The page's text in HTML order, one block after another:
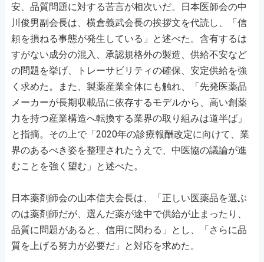
安、品質問題に対する苦言が相次いだ。日本医師会の中
川俊男副会長は、横倉義武会長の挨拶文を代読し、「信
頼を損ねる事態が発生している」と述べた。含有するは
すがない成分の混入、承認規格外の製造、供給不安など
の問題を挙げ、トレーサビリティの確保、安定供給を強
く求めた。また、製薬産業全体にも触れ、「先発医薬品
メーカーが長期収載品に依存するモデルから、高い創薬
力を持つ産業構造へ転換する業界の取り組みは道半ば」
と指摘。その上で「2020年の診療報酬改定に向けて、業
界のあるべき姿を整理されたうえで、中医協の議論が進
むことを強く望む」と述べた。
日本薬剤師会の山本信夫会長は、「正しい医薬品を選ぶ
のは薬剤師だが、選んだ薬が途中で供給が止まったり、
品質に問題があると、信用に関わる」とし、「さらに品
質を上げる努力が必要だ」と対応を求めた。